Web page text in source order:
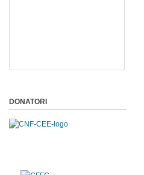
DONATORI